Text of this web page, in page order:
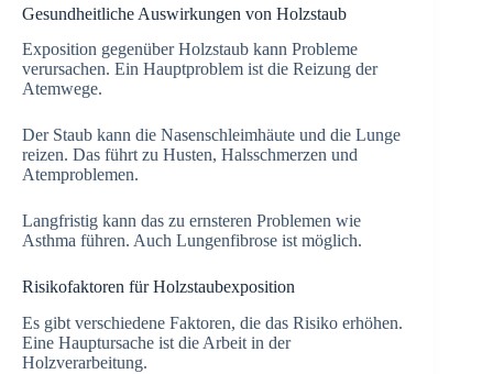
Gesundheitliche Auswirkungen von Holzstaub
Exposition gegenüber Holzstaub kann Probleme
verursachen. Ein Hauptproblem ist die Reizung der
Atemwege.
Der Staub kann die Nasenschleimhäute und die Lunge
reizen. Das führt zu Husten, Halsschmerzen und
Atemproblemen.
Langfristig kann das zu ernsteren Problemen wie
Asthma führen. Auch Lungenfibrose ist möglich.
Risikofaktoren für Holzstaubexposition
Es gibt verschiedene Faktoren, die das Risiko erhöhen.
Eine Hauptursache ist die Arbeit in der
Holzverarbeitung.